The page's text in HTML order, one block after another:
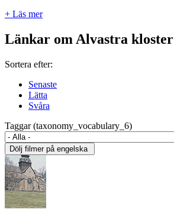
+ Läs mer
Länkar om Alvastra kloster
Sortera efter:
Senaste
Lätta
Svåra
Taggar (taxonomy_vocabulary_6)